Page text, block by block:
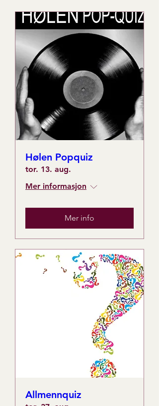
Hølen Popquiz
tor. 13. aug.
Mer informasjon
Mer info
Allmennquiz